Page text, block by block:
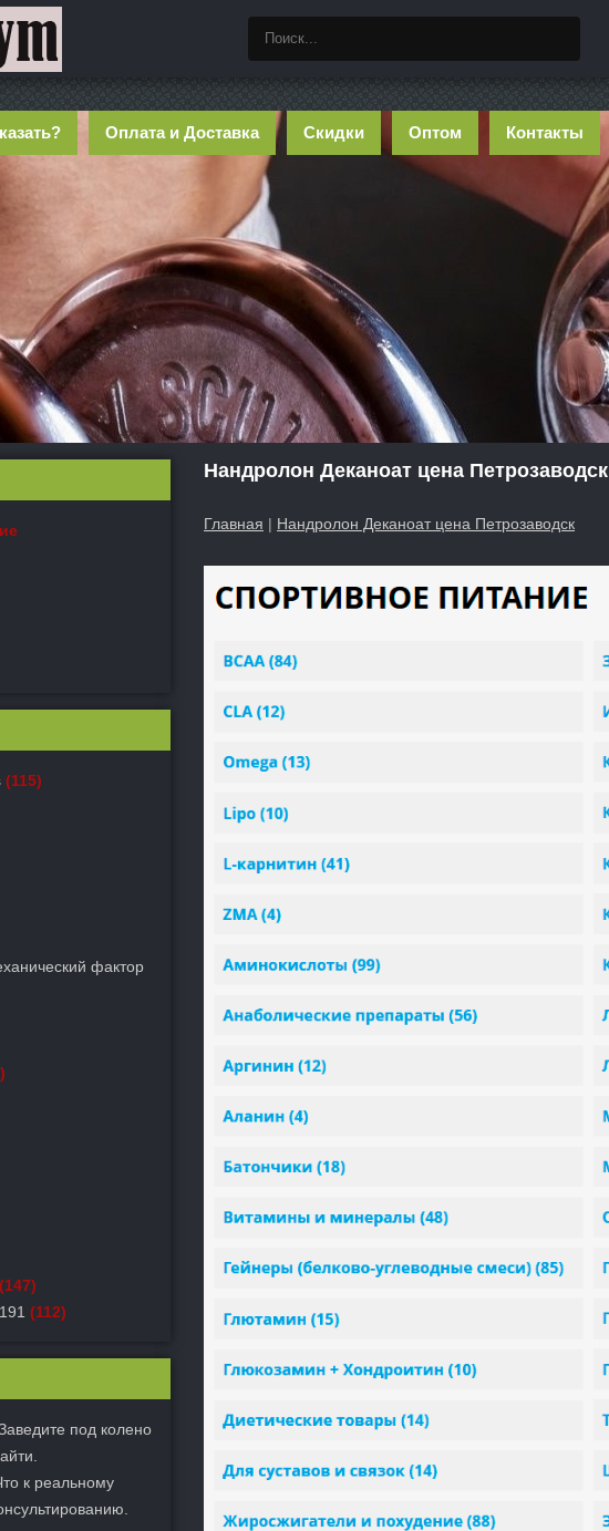
Оплата и Доставка Скидки Оптом Контакты
Нандролон Деканоат цена Петрозаводск
Главная | Нандролон Деканоат цена Петрозаводск
(115)
фактор
(147)
(112)
под колено
к реальному